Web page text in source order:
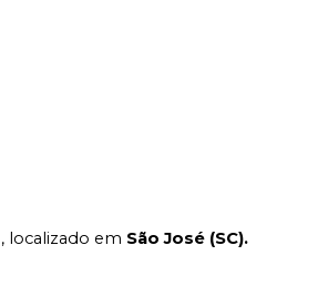
localizado em São José (SC).